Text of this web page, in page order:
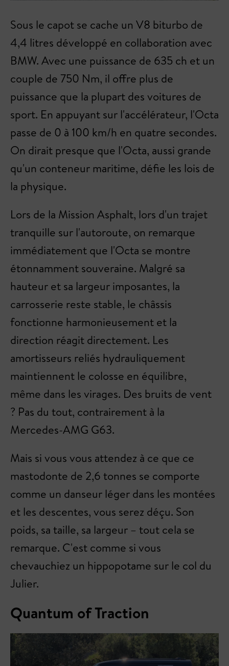
Sous le capot se cache un V8 biturbo de
4,4 litres développé en collaboration avec
BMW. Avec une puissance de 635 ch et un
couple de 750 Nm, il offre plus de
puissance que la plupart des voitures de
sport. En appuyant sur l'accélérateur, l'Octa
passe de 0 à 100 km/h en quatre secondes.
On dirait presque que l'Octa, aussi grande
qu'un conteneur maritime, défie les lois de
la physique.
Lors de la Mission Asphalt, lors d'un trajet
tranquille sur l'autoroute, on remarque
immédiatement que l'Octa se montre
étonnamment souveraine. Malgré sa
hauteur et sa largeur imposantes, la
carrosserie reste stable, le châssis
fonctionne harmonieusement et la
direction réagit directement. Les
amortisseurs reliés hydrauliquement
maintiennent le colosse en équilibre,
même dans les virages. Des bruits de vent
? Pas du tout, contrairement à la
Mercedes-AMG G63.
Mais si vous vous attendez à ce que ce
mastodonte de 2,6 tonnes se comporte
comme un danseur léger dans les montées
et les descentes, vous serez déçu. Son
poids, sa taille, sa largeur – tout cela se
remarque. C'est comme si vous
chevauchiez un hippopotame sur le col du
Julier.
Quantum of Traction